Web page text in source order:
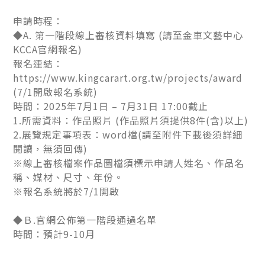
申請時程：
◆A. 第一階段線上審核資料填寫 (請至金車文藝中心
KCCA官網報名)
報名連結：
https://www.kingcarart.org.tw/projects/award
(7/1開啟報名系統)
時間：2025年7月1日 – 7月31日 17:00截止
1.所需資料：作品照片 (作品照片須提供8件(含)以上)
2.展覽規定事項表：word檔(請至附件下載後須詳細
閱讀，無須回傳)
※線上審核檔案作品圖檔須標示申請人姓名、作品名
稱、媒材、尺寸、年份。
※報名系統將於7/1開啟
◆Ｂ.官網公佈第一階段通過名單
時間：預計9-10月